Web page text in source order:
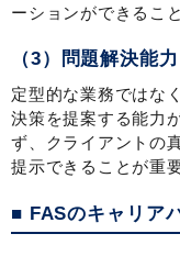
ーションができるこ
（3）問題解決能力
定型的な業務ではな
決策を提案する能力
ず、クライアントの
提示できることが重
■ FASのキャリア